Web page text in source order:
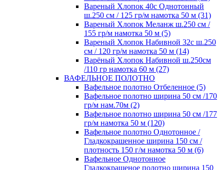
Вареный Хлопок 40с Однотонный
ш.250 см / 125 гр/м намотка 50 м (31)
Вареный Хлопок Меланж ш.250 см /
155 гр/м намотка 50 м (5)
Вареный Хлопок Набивной 32с ш.250
см / 120 гр/м намотка 50 м (14)
Варёный Хлопок Набивной ш.250см
/110 гр намотка 60 м (27)
ВАФЕЛЬНОЕ ПОЛОТНО
Вафельное полотно Отбеленное (5)
Вафельное полотно ширина 50 см /170
гр/м нам.70м (2)
Вафельное полотно ширина 50 см /177
гр/м намотка 50 м (120)
Вафельное полотно Однотонное /
Гладкокрашенное ширина 150 см /
плотность 150 г/м намотка 50 м (6)
Вафельное Однотонное
Гладкокрашеное полотно ширина 150